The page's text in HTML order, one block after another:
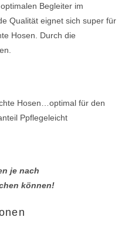
Begleiter im
Qualität eignet sich super für
Hosen. Durch die
Hosen…optimal für den
Ppflegeleicht
je nach
können!